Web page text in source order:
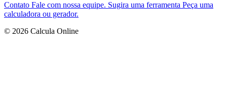
Contato Fale com nossa equipe. Sugira uma ferramenta Peça uma
calculadora ou gerador.
© 2026 Calcula Online